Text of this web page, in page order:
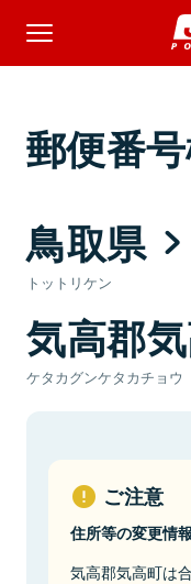
郵便番
鳥取県
トットリケン
気高郡
ケタカグンケタカチョウ
ご注意
住所等の変更情報
気高郡気高町は